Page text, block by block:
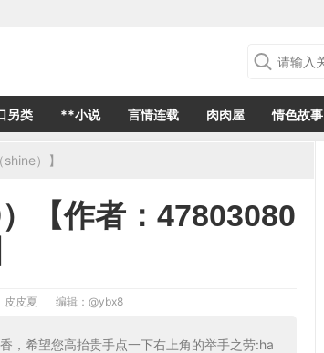
另类 **小说 言情连载 肉肉屋 情色故事
）】
【作者：47803080
皮皮夏 编辑： @ybx8
希望您高抬贵手点一下右上角的举手之劳:ha